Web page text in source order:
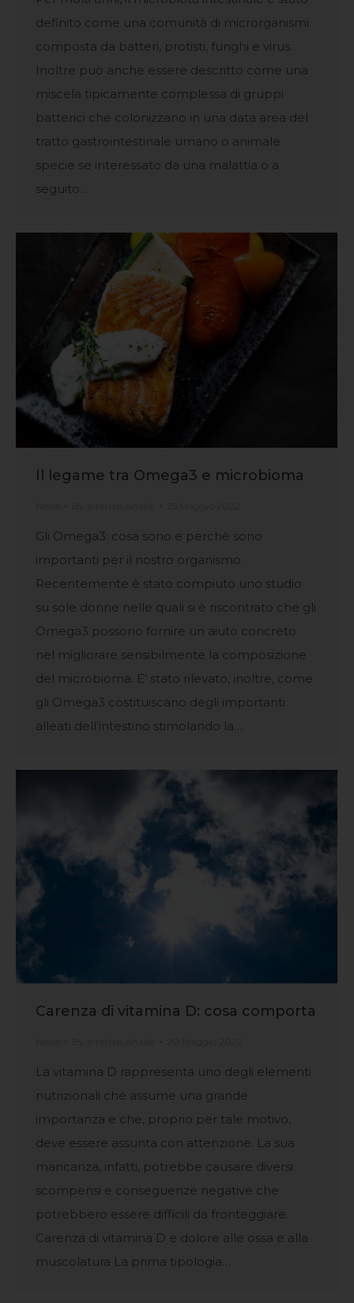
definito come una comunità di microrganismi
composta da batteri, protisti, funghi e virus.
Inoltre può anche essere descritto come una
miscela tipicamente complessa di gruppi
batterici che colonizzano in una data area del
tratto gastrointestinale umano o animale
specie se interessato da una malattia o a
seguito…
Il legame tra Omega3 e microbioma
Gli Omega3: cosa sono e perchè sono
importanti per il nostro organismo
Recentemente è stato compiuto uno studio
su sole donne nelle quali si è riscontrato che gli
Omega3 possono fornire un aiuto concreto
nel migliorare sensibilmente la composizione
del microbioma. E’ stato rilevato, inoltre, come
gli Omega3 costituiscano degli importanti
alleati dell’intestino stimolando la…
Carenza di vitamina D: cosa comporta
La vitamina D rappresenta uno degli elementi
nutrizionali che assume una grande
importanza e che, proprio per tale motivo,
deve essere assunta con attenzione. La sua
mancanza, infatti, potrebbe causare diversi
scompensi e conseguenze negative che
potrebbero essere difficili da fronteggiare.
Carenza di vitamina D e dolore alle ossa e alla
muscolatura La prima tipologia…